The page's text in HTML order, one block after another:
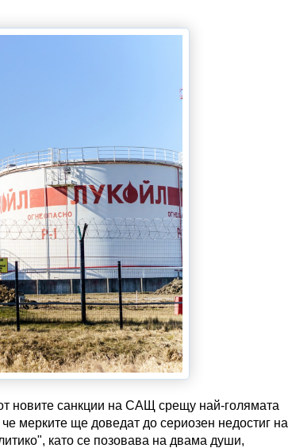
новите санкции на САЩ срещу най-голямата
мерките ще доведат до сериозен недостиг на
като се позовава на двама души,